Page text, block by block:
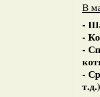
В
-
-
-
-